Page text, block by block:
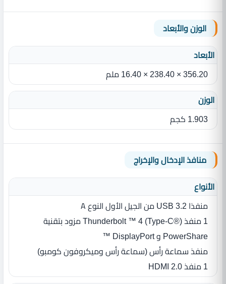
الوزن والأبعاد
الأبعاد
356.20 × 238.40 × 16.40 ملم
الوزن
1.903 كجم
منافذ الإدخال والإخراج
الأنواع
منفذا USB 3.2 من الجيل الأول النوع A
1 منفذ Thunderbolt ™ 4 (Type-C®) مزود بتقنية
PowerShare و DisplayPort ™
منفذ سماعة رأس (سماعة رأس وميكروفون كومبو)
1 منفذ HDMI 2.0